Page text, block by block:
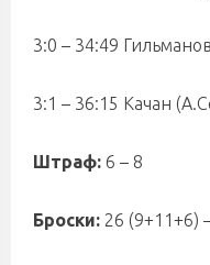
3:0 – 34:49
3:1 – 36:15 Качан
Штраф: 6 – 8
Броски: 26 (9+11+6)